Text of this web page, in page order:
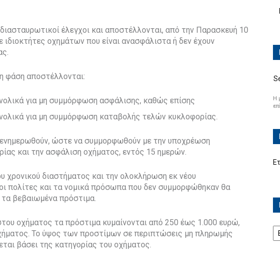
έλεγχοι και αποστέλλονται, από την Παρασκευή 10
ιδιοκτήτες οχημάτων που είναι ανασφάλιστα ή δεν έχουν
φάση αποστέλλονται:
για μη συμμόρφωση ασφάλισης, καθώς επίσης
για μη συμμόρφωση καταβολής τελών κυκλοφορίας.
ενημερωθούν, ώστε να συμμορφωθούν με την υποχρέωση
και την ασφάλιση οχήματος, εντός 15 ημερών.
χρονικού διαστήματος και την ολοκλήρωση εκ νέου
πολίτες και τα νομικά πρόσωπα που δεν συμμορφώθηκαν θα
τα βεβαιωμένα πρόστιμα.
οχήματος τα πρόστιμα κυμαίνονται από 250 έως 1.000 ευρώ,
Το ύψος των προστίμων σε περιπτώσεις μη πληρωμής
βάσει της κατηγορίας του οχήματος.
Η